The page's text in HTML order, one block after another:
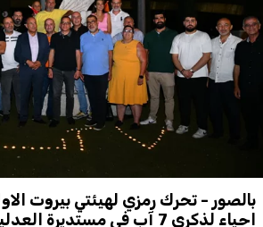
بالصور - تحرك رمزي لهيئتي بيروت
احياء لذكرى 7 آب في